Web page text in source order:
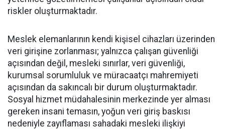
riskler oluşturmaktadır.
Meslek elemanlarının kendi kişisel cihazları üzerinden
veri girişine zorlanması; yalnızca çalışan güvenliği
açısından değil, mesleki sınırlar, veri güvenliği,
kurumsal sorumluluk ve müracaatçı mahremiyeti
açısından da sakıncalı bir durum oluşturmaktadır.
Sosyal hizmet müdahalesinin merkezinde yer alması
gereken insani temasın, yoğun veri giriş baskısı
nedeniyle zayıflaması sahadaki mesleki ilişkiyi